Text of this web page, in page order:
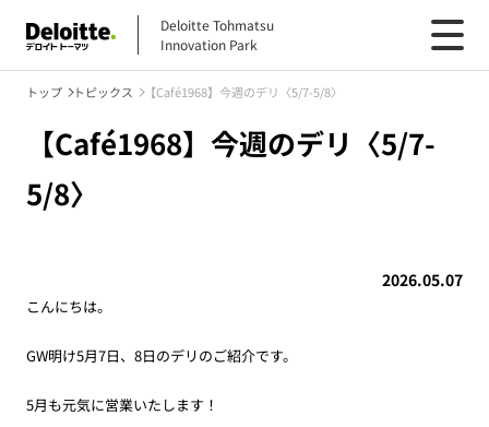
Deloitte Tohmatsu
Innovation Park
トップ トピックス 【Café1968】今週のデリ〈5/7-5/8〉
【Café1968】今週のデリ〈5/7-
5/8〉
2026.05.07
こんにちは。
GW明け5月7日、8日のデリのご紹介です。
5月も元気に営業いたします！